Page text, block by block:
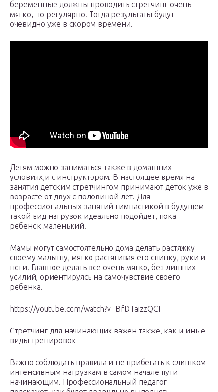
беременные должны проводить стретчинг очень
мягко, но регулярно. Тогда результаты будут
очевидно уже в скором времени.
Детям можно заниматься также в домашних
условиях,и с инструктором. В настоящее время на
занятия детским стретчингом принимают деток уже в
возрасте от двух с половиной лет. Для
профессиональных занятий гимнастикой в будущем
такой вид нагрузок идеально подойдет, пока
ребенок маленький.
Мамы могут самостоятельно дома делать растяжку
своему малышу, мягко растягивая его спинку, руки и
ноги. Главное делать все очень мягко, без лишних
усилий, ориентируясь на самочувствие своего
ребенка.
https://youtube.com/watch?v=BfDTaizzQCI
Стретчинг для начинающих важен также, как и иные
виды тренировок
Важно соблюдать правила и не прибегать к слишком
интенсивным нагрузкам в самом начале пути
начинающим. Профессиональный педагог